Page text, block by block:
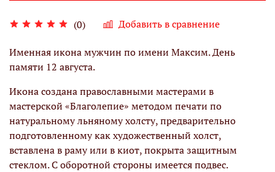
(0) Добавить в сравнение
Именная икона мужчин по имени Максим. День
памяти 12 августа.
Икона создана православными мастерами в
мастерской «Благолепие» методом печати по
натуральному льняному холсту, предварительно
подготовленному как художественный холст,
вставлена в раму или в киот, покрыта защитным
стеклом. С оборотной стороны имеется подвес.